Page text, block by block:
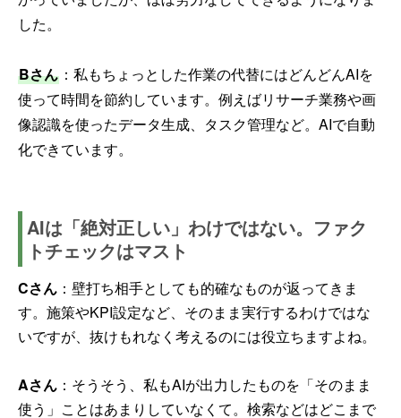
した。
Bさん ：私もちょっとした作業の代替にはどんどんAIを
使って時間を節約しています。例えばリサーチ業務や画
像認識を使ったデータ生成、タスク管理など。AIで自動
化できています。
AIは「絶対正しい」わけではない。ファク
トチェックはマスト
Cさん ：壁打ち相手としても的確なものが返ってきま
す。施策やKPI設定など、そのまま実行するわけではな
いですが、抜けもれなく考えるのには役立ちますよね。
Aさん ：そうそう、私もAIが出力したものを「そのまま
使う」ことはあまりしていなくて。検索などはどこまで